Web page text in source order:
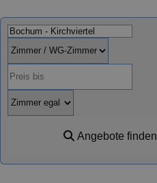
Angebote finden